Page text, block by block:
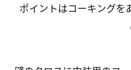
ポイントはコーキングを